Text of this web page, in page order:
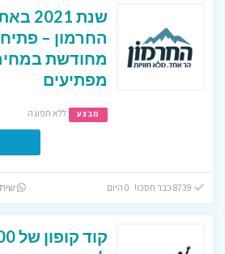
שנת 2021
החרמון –
מחודשת
מפתיעים
מבצע ללא תפוגה